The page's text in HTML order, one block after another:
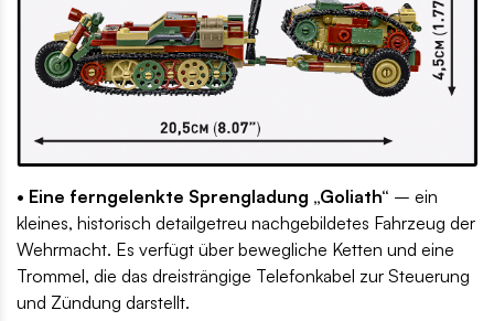
• Eine ferngelenkte Sprengladung „Goliath“ – ein
kleines, historisch detailgetreu nachgebildetes Fahrzeug der
Wehrmacht. Es verfügt über bewegliche Ketten und eine
Trommel, die das dreisträngige Telefonkabel zur Steuerung
und Zündung darstellt.